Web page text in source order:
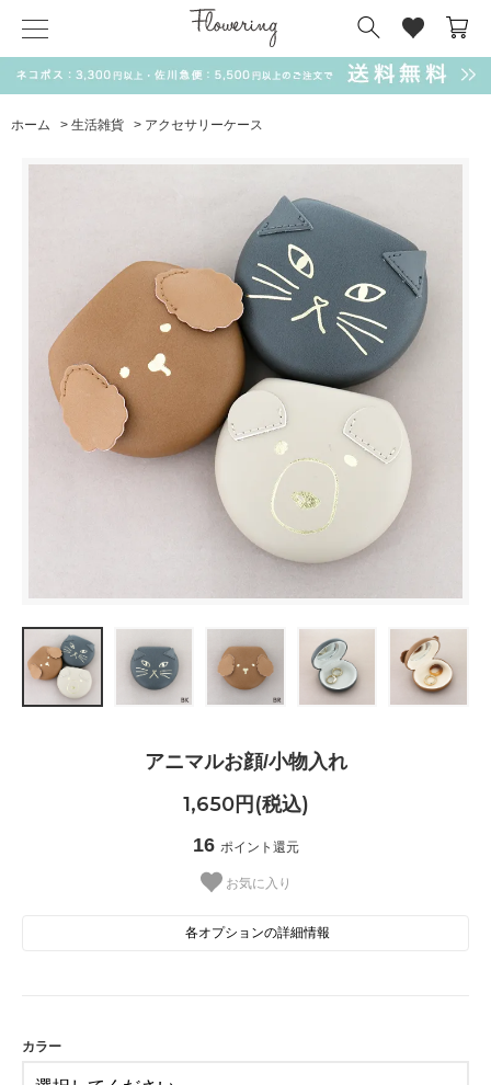
ホーム > 生活雑貨 > アクセサリーケース
アニマルお顔/小物入れ
1,650円(税込)
16 ポイント還元
お気に入り
各オプションの詳細情報
カラー
気化冷却スカーフ matsui サンリオ キーポーチ
MAGUFIT チャーム ドラえもん
SALE